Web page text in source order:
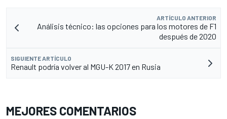
ARTÍCULO ANTERIOR
Análisis técnico: las opciones para los motores de F1
después de 2020
SIGUIENTE ARTÍCULO
Renault podría volver al MGU-K 2017 en Rusia
MEJORES COMENTARIOS